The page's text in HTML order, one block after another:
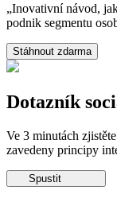
„Inovativní návod,
podnik segmentu
Stáhnout zdarma
Dotazník
Ve 3 minutách
zavedeny principy